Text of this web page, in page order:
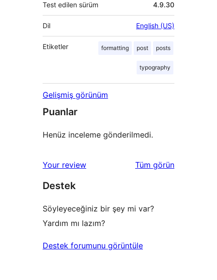
Test edilen sürüm 4.9.30
Dil English (US)
Etiketler formatting post posts
typography
Gelişmiş görünüm
Puanlar
Henüz inceleme gönderilmedi.
Your review Tüm değerlendirmeleri
görün
Destek
Söyleyeceğiniz bir şey mi var?
Yardım mı lazım?
Destek forumunu görüntüle